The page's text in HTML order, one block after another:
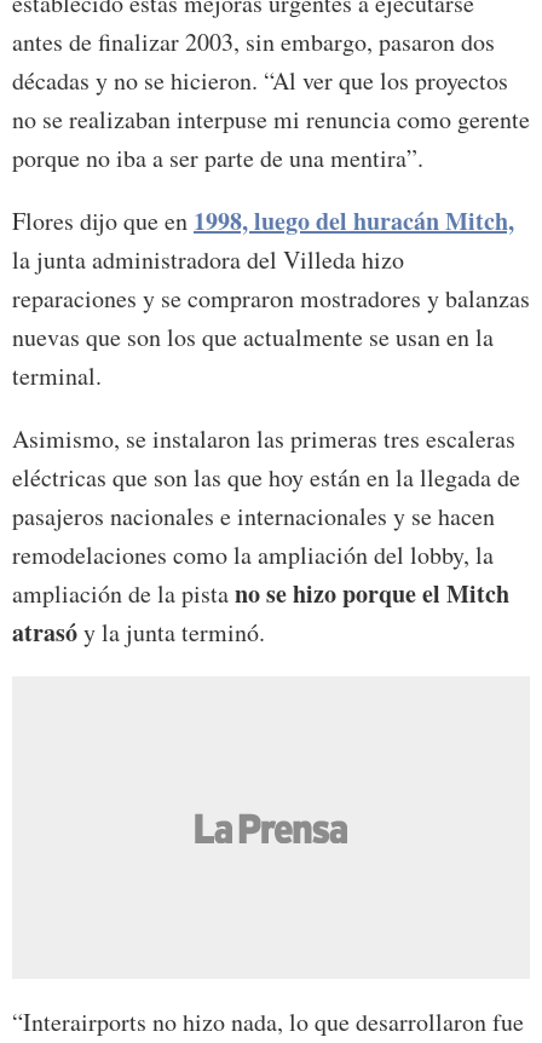
antes de finalizar 2003, sin embargo, pasaron dos
décadas y no se hicieron. “Al ver que los proyectos
no se realizaban interpuse mi renuncia como gerente
porque no iba a ser parte de una mentira”.
Flores dijo que en 1998, luego del huracán Mitch,
la junta administradora del Villeda hizo
reparaciones y se compraron mostradores y balanzas
nuevas que son los que actualmente se usan en la
terminal.
Asimismo, se instalaron las primeras tres escaleras
eléctricas que son las que hoy están en la llegada de
pasajeros nacionales e internacionales y se hacen
remodelaciones como la ampliación del lobby, la
ampliación de la pistano se hizo porque el Mitch
atrasóy la junta terminó.
“Interairports no hizo nada, lo que desarrollaron fue